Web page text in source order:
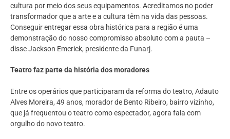
cultura por meio dos seus equipamentos. Acreditamos no poder
transformador que a arte e a cultura têm na vida das pessoas.
Conseguir entregar essa obra histórica para a região é uma
demonstração do nosso compromisso absoluto com a pauta –
disse Jackson Emerick, presidente da Funarj.
Teatro faz parte da história dos moradores
Entre os operários que participaram da reforma do teatro, Adauto
Alves Moreira, 49 anos, morador de Bento Ribeiro, bairro vizinho,
que já frequentou o teatro como espectador, agora fala com
orgulho do novo teatro.